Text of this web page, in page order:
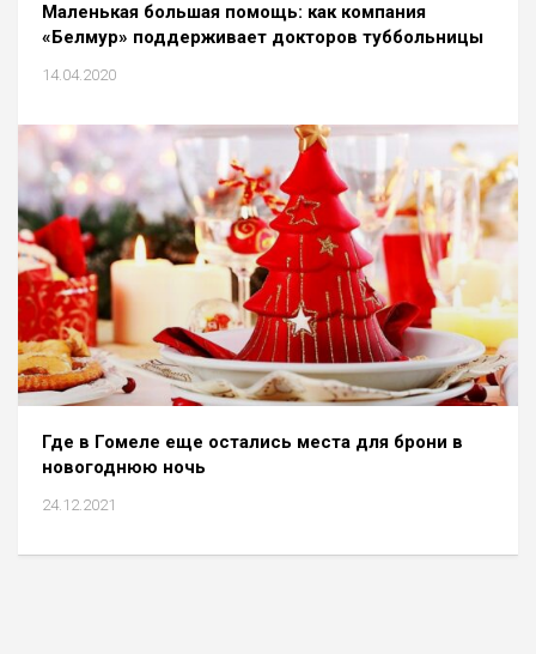
Маленькая большая помощь: как компания
«Белмур» поддерживает докторов туббольницы
14.04.2020
Где в Гомеле еще остались места для брони в
новогоднюю ночь
24.12.2021